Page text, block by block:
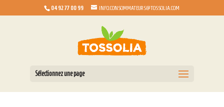
04 92 77 00 99 INFO.CONSOMMATEURS@TOSSOLIA.COM
Sélectionnez une page